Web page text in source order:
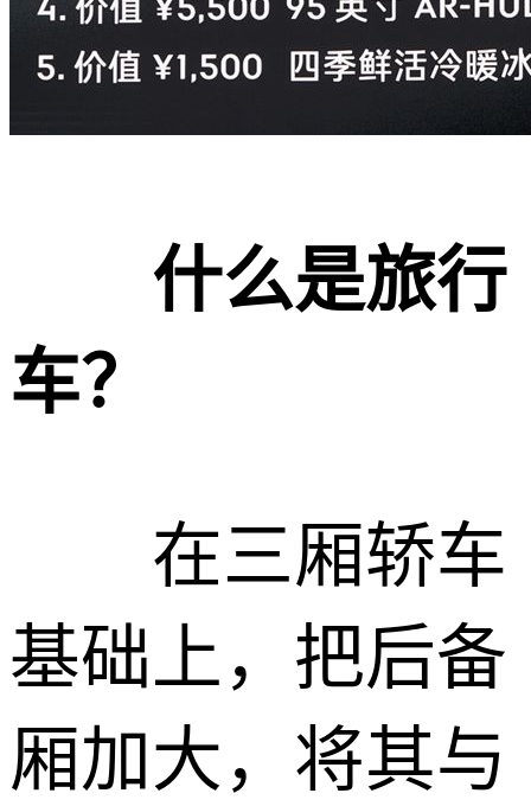
什么是旅行
车？
在三厢轿车
基础上，把后备
厢加大，将其与